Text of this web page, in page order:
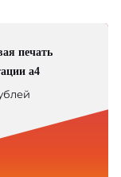
печать
а4